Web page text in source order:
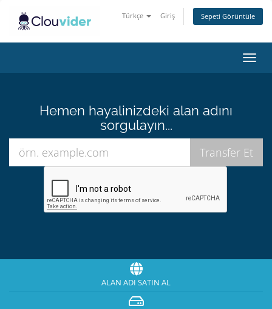
Türkçe Giriş Sepeti Görüntüle
Hemen hayalinizdeki alan adını
sorgulayın...
ALAN ADI SATIN AL